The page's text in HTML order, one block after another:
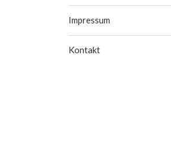
Impressum
Kontakt